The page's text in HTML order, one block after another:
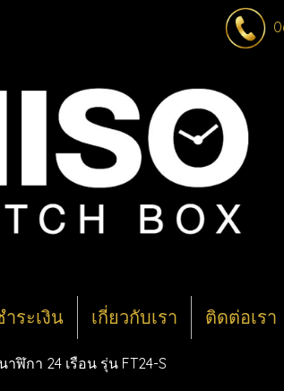
ระเงิน เกี่ยวกับเรา ติดต่อเรา
ฬิกา 24 เรือน รุ่น FT24-S